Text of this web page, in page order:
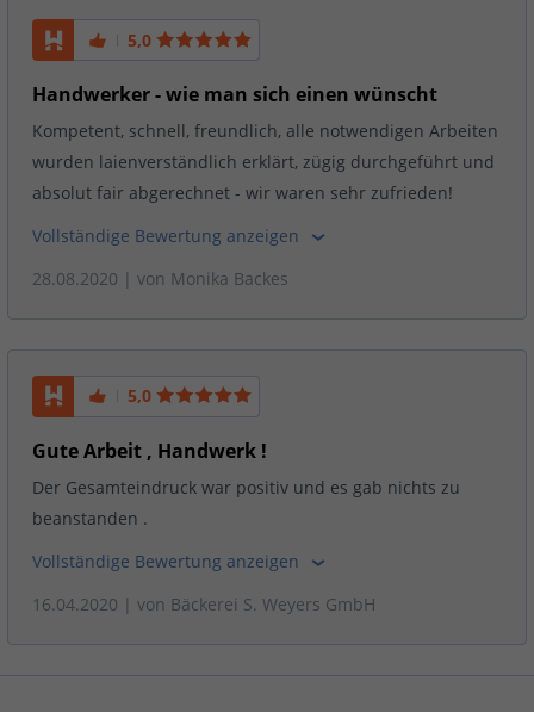
5,0
Handwerker - wie man sich einen wünscht
Kompetent, schnell, freundlich, alle notwendigen Arbeiten
wurden laienverständlich erklärt, zügig durchgeführt und
absolut fair abgerechnet - wir waren sehr zufrieden!
Vollständige Bewertung anzeigen
28.08.2020 | von Monika Backes
5,0
Gute Arbeit , Handwerk !
Der Gesamteindruck war positiv und es gab nichts zu
beanstanden .
Vollständige Bewertung anzeigen
16.04.2020 | von Bäckerei S. Weyers GmbH